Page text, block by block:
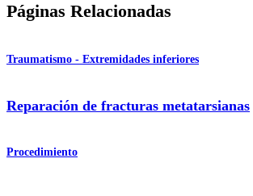
Páginas Relacionadas
Traumatismo - Extremidades inferiores
Reparación de fracturas metatarsianas
Procedimiento